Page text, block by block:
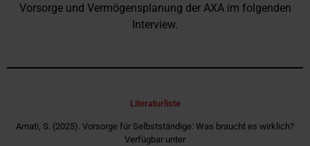
Vorsorge und Vermögensplanung der AXA im folgenden
Interview.
Literaturliste
Amati, S. (2025). Vorsorge für Selbstständige: Was braucht es wirklich?
Verfügbar unter